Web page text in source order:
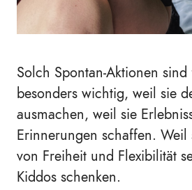
Solch Spontan-Aktionen
besonders wichtig, weil sie
ausmachen, weil sie
Erinnerungen schaffen.
von Freiheit und Flexibilität
Kiddos schenken.